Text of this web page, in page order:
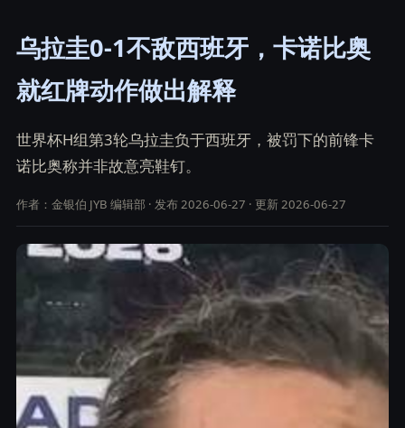
乌拉圭0-1不敌西班牙，卡诺比奥
就红牌动作做出解释
世界杯H组第3轮乌拉圭负于西班牙，被罚下的前锋卡
诺比奥称并非故意亮鞋钉。
作者：金银伯 JYB 编辑部 · 发布 2026-06-27 · 更新 2026-06-27